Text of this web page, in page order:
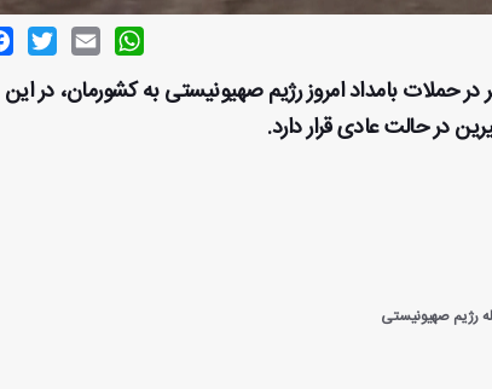
Email
WhatsApp
قصرشیرین از شهادت یک نفر و مجروح شدن ۲۴ نفر در حملات بامداد امروز رژیم صهیونیستی به کشورمان، در این
در حالت عادی قرار دارد.
رژیم صهیونیستی